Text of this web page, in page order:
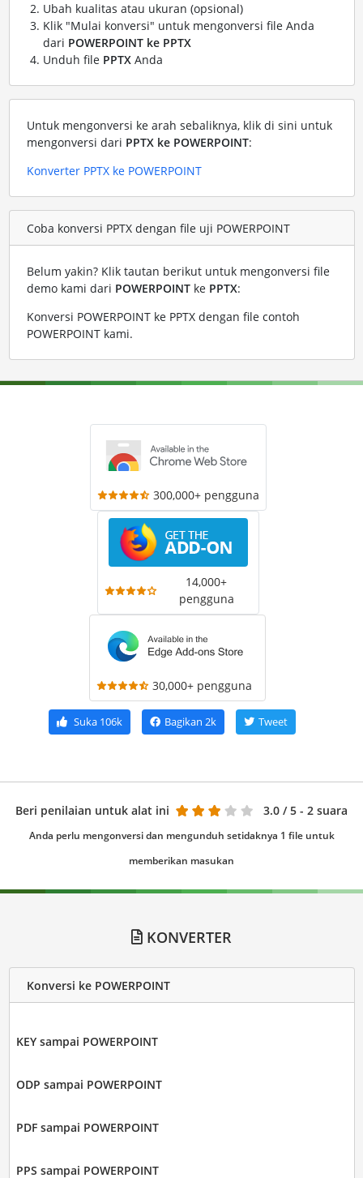
Ubah kualitas atau ukuran (opsional)
Klik "Mulai konversi" untuk mengonversi file Anda
dari POWERPOINT ke PPTX
Unduh file PPTXAnda
Untuk mengonversi ke arah sebaliknya, klik di sini untuk
mengonversi dari PPTX ke POWERPOINT:
Konverter PPTX ke POWERPOINT
Coba konversi PPTX dengan file uji POWERPOINT
Belum yakin? Klik tautan berikut untuk mengonversi file
demo kami dari POWERPOINTke PPTX:
Konversi POWERPOINT ke PPTX dengan file contoh
POWERPOINT kami.
300,000+ pengguna
14,000+
pengguna
30,000+ pengguna
Suka106k Bagikan 2k Tweet
Beri penilaian untuk alat ini 3.0 / 5 - 2 suara
Anda perlu mengonversi dan mengunduh setidaknya 1 file untuk
memberikan masukan
KONVERTER
Konversi ke POWERPOINT
KEY sampai POWERPOINT
ODP sampai POWERPOINT
PDF sampai POWERPOINT
PPS sampai POWERPOINT